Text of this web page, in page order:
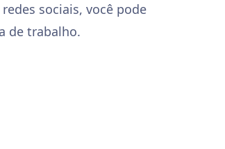
sociais, você pode
de trabalho.